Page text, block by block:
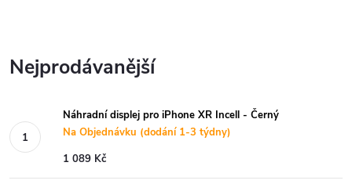
Nejprodávanější
Náhradní displej pro iPhone XR Incell - Černý
Na Objednávku (dodání 1-3 týdny)
1 089 Kč